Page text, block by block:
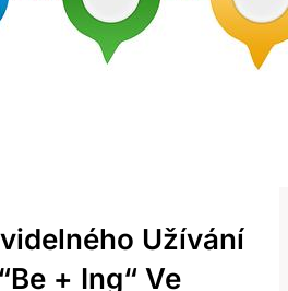
⁣užívání
+ Ing“ Ve